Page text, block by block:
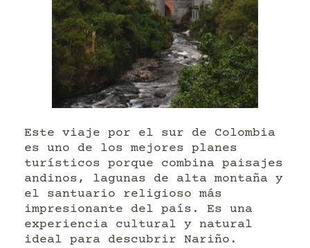
Este viaje por el sur de Colombia
es uno de los mejores planes
turísticos porque combina paisajes
andinos, lagunas de alta montaña y
el santuario religioso más
impresionante del país. Es una
experiencia cultural y natural
ideal para descubrir Nariño.